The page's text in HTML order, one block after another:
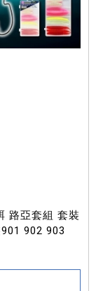
路亞套組 套裝
902 903